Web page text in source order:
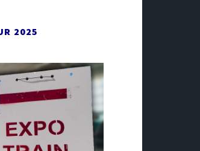
2025